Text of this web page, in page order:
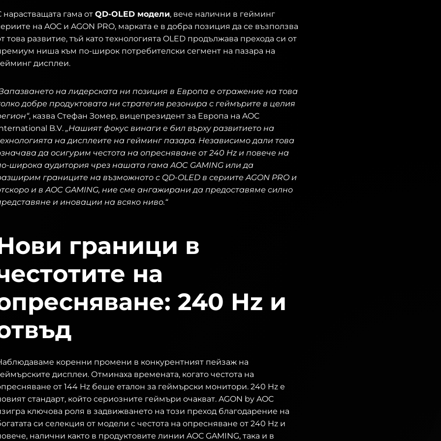
нарастващата гама от QD-OLED модели, вече налични в гейминг
на AOC и AGON PRO, марката е в добра позиция да се възползва
това развитие, тъй като технологията OLED продължава прехода си от
ниша към по-широк потребителски сегмент на пазара на
дисплеи.
на лидерската ни позиция в Европа е отражение на това
добре продуктовата ни стратегия резонира с геймърите в целия
, казва Стефан Зомер, вицепрезидент за Европа на AOC
B.V. „Нашият фокус винаги е бил върху развитието на
на дисплеите на гейминг пазара. Независимо дали това
да осигурим честота на опресняване от 240 Hz и повече на
широка аудитория чрез нашата гама AOC GAMING или да
границите на възможното с QD-OLED в сериите AGON PRO и
и в AOC GAMING, ние сме ангажирани да предоставяме силно
и иновации на всяко ниво.“
граници в
на
240 Hz и
коренни промени в конкурентният пейзаж на
дисплеи. Отминаха времената, когато честота на
от 144 Hz беше еталон за геймърски монитори. 240 Hz е
стандарт, който сериозните геймъри очакват. AGON by AOC
ключова роля в задвижването на този преход благодарение на
си селекция от модели с честота на опресняване от 240 Hz и
налични както в продуктовите линии AOC GAMING, така и в